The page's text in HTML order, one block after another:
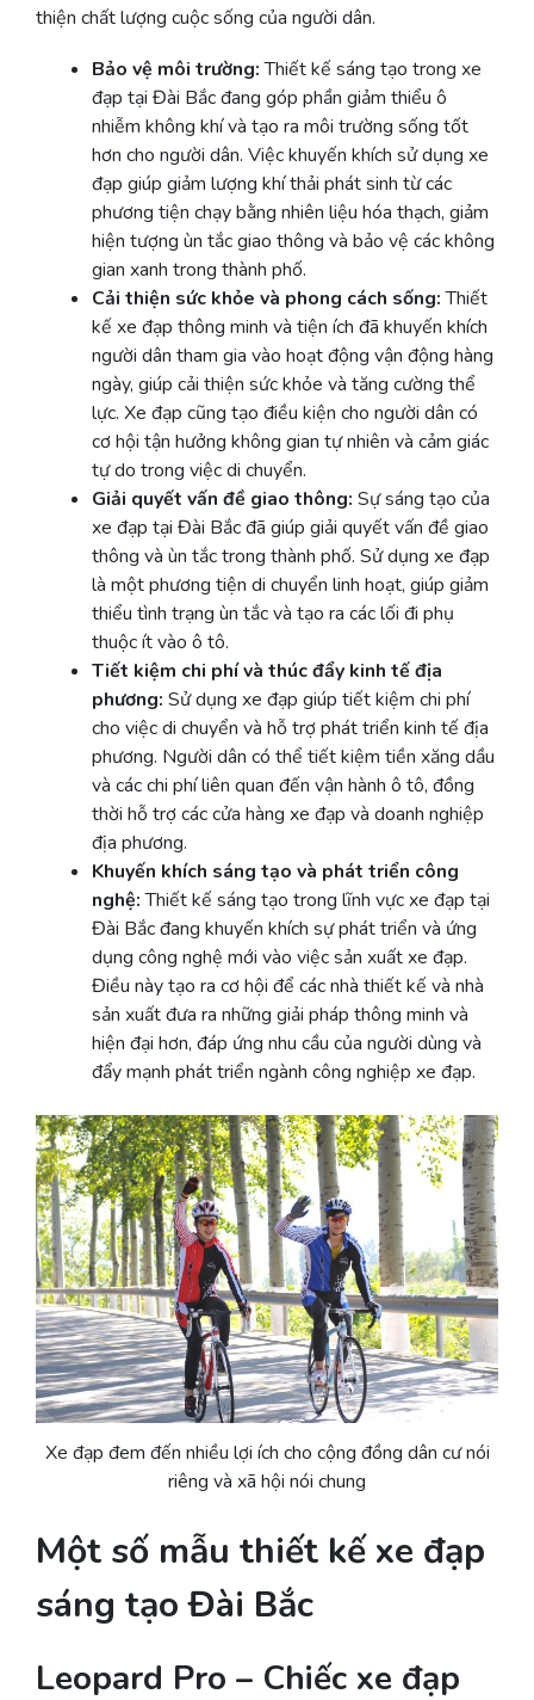
thiện chất lượng cuộc sống của người dân.
Bảo vệ môi trường:Thiết kế sáng tạo trong xe
đạp tại Đài Bắc đang góp phần giảm thiểu ô
nhiễm không khí và tạo ra môi trường sống tốt
hơn cho người dân. Việc khuyến khích sử dụng xe
đạp giúp giảm lượng khí thải phát sinh từ các
phương tiện chạy bằng nhiên liệu hóa thạch, giảm
hiện tượng ùn tắc giao thông và bảo vệ các không
gian xanh trong thành phố.
Cải thiện sức khỏe và phong cách sống:Thiết
kế xe đạp thông minh và tiện ích đã khuyến khích
người dân tham gia vào hoạt động vận động hàng
ngày, giúp cải thiện sức khỏe và tăng cường thể
lực. Xe đạp cũng tạo điều kiện cho người dân có
cơ hội tận hưởng không gian tự nhiên và cảm giác
tự do trong việc di chuyển.
Giải quyết vấn đề giao thông: Sự sáng tạo của
xe đạp tại Đài Bắc đã giúp giải quyết vấn đề giao
thông và ùn tắc trong thành phố. Sử dụng xe đạp
là một phương tiện di chuyển linh hoạt, giúp giảm
thiểu tình trạng ùn tắc và tạo ra các lối đi phụ
thuộc ít vào ô tô.
Tiết kiệm chi phí và thúc đẩy kinh tế địa
phương: Sử dụng xe đạp giúp tiết kiệm chi phí
cho việc di chuyển và hỗ trợ phát triển kinh tế địa
phương. Người dân có thể tiết kiệm tiền xăng dầu
và các chi phí liên quan đến vận hành ô tô, đồng
thời hỗ trợ các cửa hàng xe đạp và doanh nghiệp
địa phương.
Khuyến khích sáng tạo và phát triển công
nghệ:Thiết kế sáng tạo trong lĩnh vực xe đạp tại
Đài Bắc đang khuyến khích sự phát triển và ứng
dụng công nghệ mới vào việc sản xuất xe đạp.
Điều này tạo ra cơ hội để các nhà thiết kế và nhà
sản xuất đưa ra những giải pháp thông minh và
hiện đại hơn, đáp ứng nhu cầu của người dùng và
đẩy mạnh phát triển ngành công nghiệp xe đạp.
Xe đạp đem đến nhiều lợi ích cho cộng đồng dân cư nói
riêng và xã hội nói chung
Một số mẫu thiết kế xe đạp
sáng tạo Đài Bắc
Leopard Pro – Chiếc xe đạp